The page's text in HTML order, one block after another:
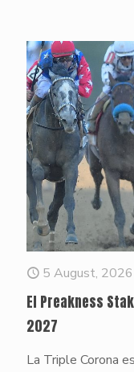
5 August, 2026
El Preakness
2027
La Triple Corona